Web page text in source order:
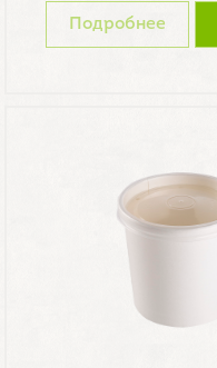
Подробнее